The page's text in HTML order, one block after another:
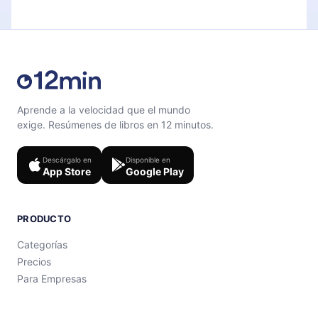
Aprende a la velocidad que el mundo
exige. Resúmenes de libros en 12 minutos.
Descárgalo en
App Store
Disponible en
Google Play
PRODUCTO
Categorías
Precios
Para Empresas